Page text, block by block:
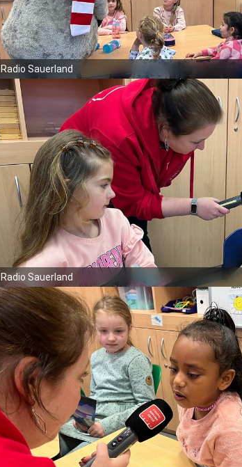
Radio Sauerland
Radio Sauerland